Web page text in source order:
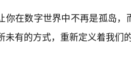
你在数字世界中不再是孤岛，
未有的方式，重新定义着我们